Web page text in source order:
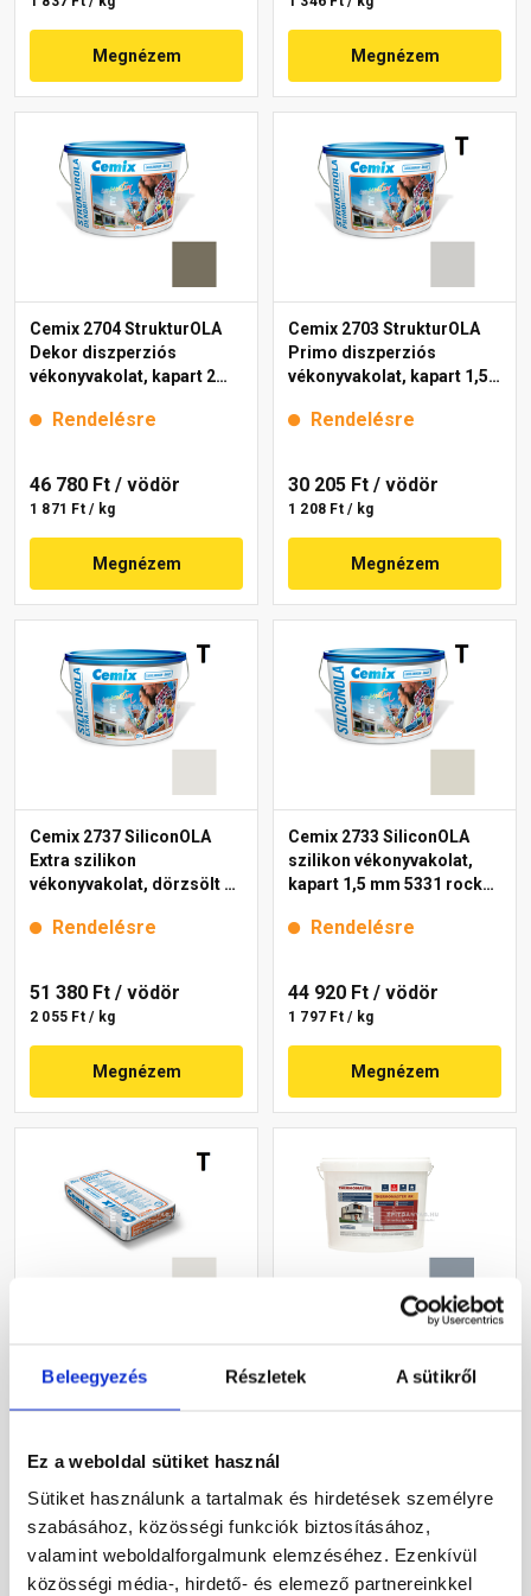
Beleegyezés Részletek A sütikről
Ez a weboldal sütiket használ
Sütiket használunk a tartalmak és hirdetések személyre
szabásához, közösségi funkciók biztosításához,
valamint weboldalforgalmunk elemzéséhez. Ezenkívül
közösségi média-, hirdető- és elemező partnereinkkel
Megnézem Megnézem
Cemix 2704 StrukturOLA
Dekor diszperziós
vékonyvakolat, kapart 2
Rendelésre
46 780 Ft / vödör
1 871 Ft / kg
Megnézem
Cemix 2703 StrukturOLA
Primo diszperziós
vékonyvakolat, kapart 1,5
Rendelésre
30 205 Ft / vödör
1 208 Ft / kg
Megnézem
Cemix 2737 SiliconOLA
Extra szilikon
vékonyvakolat, dörzsölt 2
Rendelésre
51 380 Ft / vödör
2 055 Ft / kg
Megnézem
Cemix 2733 SiliconOLA
szilikon vékonyvakolat,
kapart 1,5 mm 5331 rock
Rendelésre
44 920 Ft / vödör
1 797 Ft / kg
Megnézem
nemesvakolat, dörzsölt 2
mm 5341 rock 25 kg
12 600 Ft/ zsák
504 Ft / kg
Megnézem
Thermomaster akril
40 780 Ft/ db
1 631 Ft / kg
Megnézem